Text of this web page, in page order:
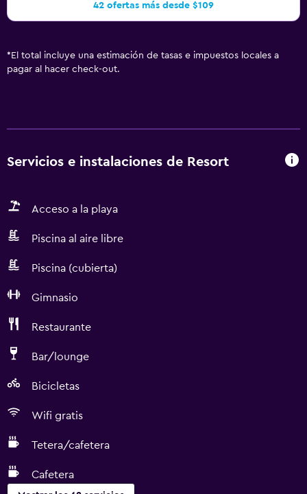
42 ofertas más desde $109
* El total incluye una estimación de tasas e impuestos locales a
pagar al hacer check-out.
Servicios e instalaciones de Resort
Acceso a la playa
Piscina al aire libre
Piscina (cubierta)
Gimnasio
Restaurante
Bar/lounge
Bicicletas
Wifi gratis
Tetera/cafetera
Cafetera